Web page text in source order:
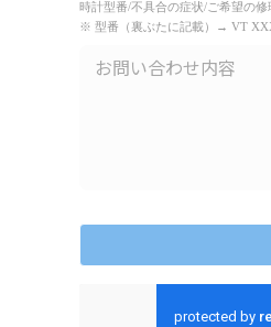
時計型番/不具合の症状/ご希望の
※ 型番（裏ぶたに記載）→ VT